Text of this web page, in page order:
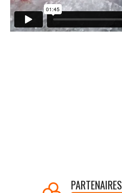
PARTENAIRES